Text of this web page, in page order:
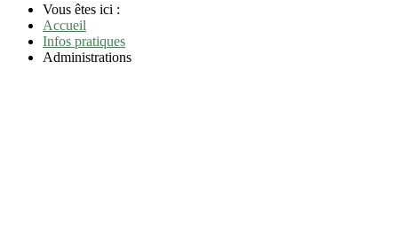
Vous êtes ici :
Accueil
Infos pratiques
Administrations